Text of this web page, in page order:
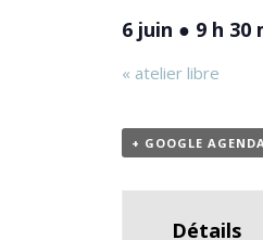
6 juin ● 9 h 30
« atelier libre
+ GOOGLE
Détails